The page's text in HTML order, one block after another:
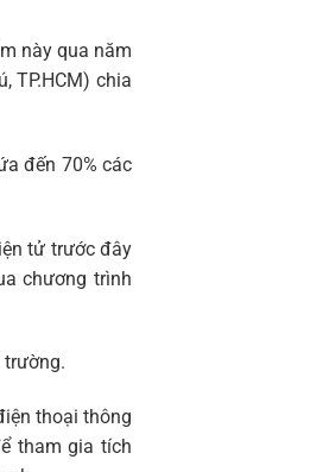
này qua năm
TP.HCM) chia
đến 70% các
tử trước đây
chương trình
thoại thông
tham gia tích